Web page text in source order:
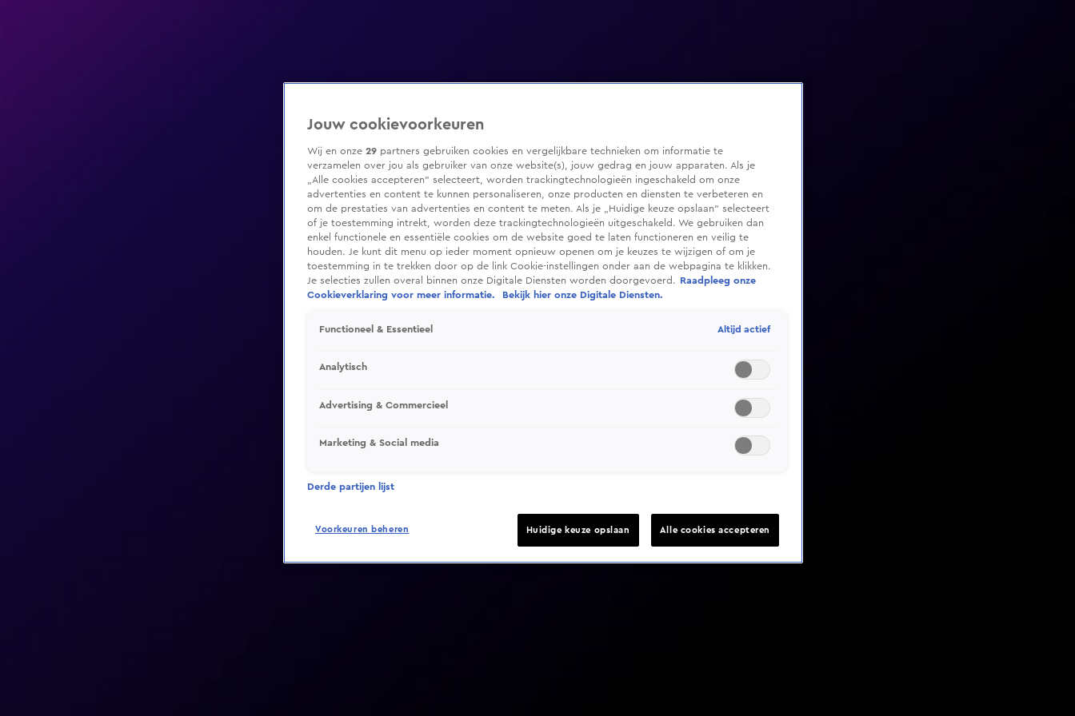
Video helaas niet gevonden
Jouw cookievoorkeuren
Wij en onze 29 partners gebruiken cookies en vergelijkbare technieken om informatie te
verzamelen over jou als gebruiker van onze website(s), jouw gedrag en jouw apparaten. Als je
„Alle cookies accepteren” selecteert, worden trackingtechnologieën ingeschakeld om onze
advertenties en content te kunnen personaliseren, onze producten en diensten te verbeteren en
om de prestaties van advertenties en content te meten. Als je „Huidige keuze opslaan” selecteert
of je toestemming intrekt, worden deze trackingtechnologieën uitgeschakeld. We gebruiken dan
enkel functionele en essentiële cookies om de website goed te laten functioneren en veilig te
houden. Je kunt dit menu op ieder moment opnieuw openen om je keuzes te wijzigen of om je
toestemming in te trekken door op de link Cookie-instellingen onder aan de webpagina te klikken.
Je selecties zullen overal binnen onze Digitale Diensten worden doorgevoerd.
Raadpleeg onze
Cookieverklaring voor meer informatie.
Bekijk hier onze Digitale Diensten.
Functioneel & Essentieel Altijd actief
Analytisch
Advertising & Commercieel
Marketing & Social media
Derde partijen lijst
Voorkeuren beheren Huidige keuze opslaan Alle cookies accepteren